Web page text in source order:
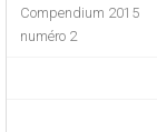
Compendium 2015
numéro 2